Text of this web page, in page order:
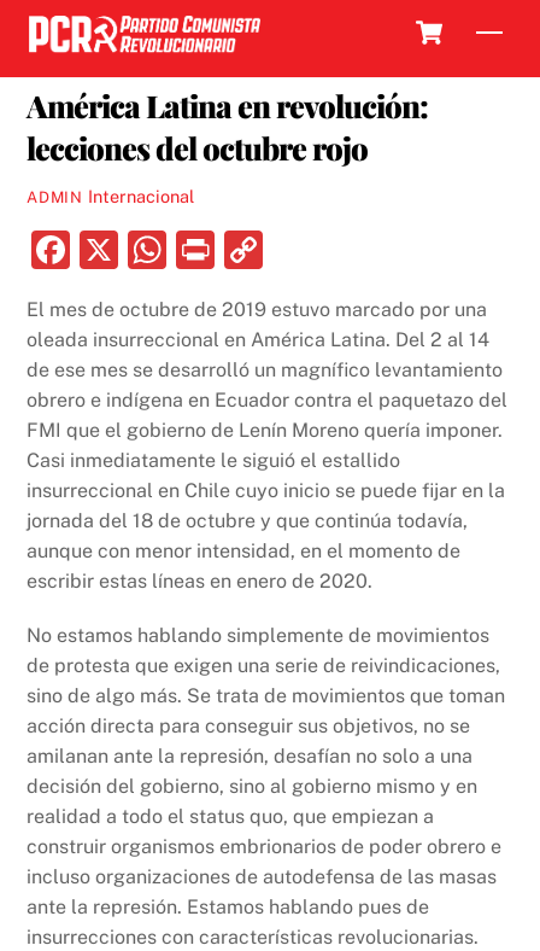
Skip
content
América Latina en revolución:
lecciones del octubre rojo
ADMIN Internacional
F
c
e
b
o
o
k
X
W
at
s
A
p
p
P
nt p
y
Li
n
k
El mes de octubre de 2019 estuvo marcado por una
oleada insurreccional en América Latina. Del 2 al 14
de ese mes se desarrolló un magnífico levantamiento
obrero e indígena en Ecuador contra el paquetazo del
FMI que el gobierno de Lenín Moreno quería imponer.
Casi inmediatamente le siguió el estallido
insurreccional en Chile cuyo inicio se puede fijar en la
jornada del 18 de octubre y que continúa todavía,
aunque con menor intensidad, en el momento de
escribir estas líneas en enero de 2020.
No estamos hablando simplemente de movimientos
de protesta que exigen una serie de reivindicaciones,
sino de algo más. Se trata de movimientos que toman
acción directa para conseguir sus objetivos, no se
amilanan ante la represión, desafían no solo a una
decisión del gobierno, sino al gobierno mismo y en
realidad a todo el status quo, que empiezan a
construir organismos embrionarios de poder obrero e
incluso organizaciones de autodefensa de las masas
ante la represión. Estamos hablando pues de
insurrecciones con características revolucionarias.